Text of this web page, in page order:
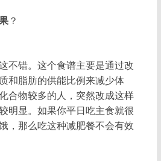
？
不错。这个食谱主要是通过改
和脂肪的供能比例来减少体
合物较多的人，突然改成这样
明显。如果你平日吃主食就很
，那么吃这种减肥餐不会有效